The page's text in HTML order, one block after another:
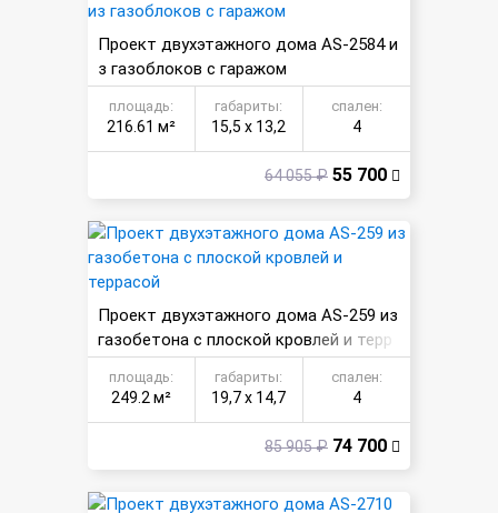
Проект двухэтажного дома AS-2584 и
з газоблоков с гаражом
площадь:
216.61 м²
габариты:
15,5 х 13,2
спален:
4
64 055 ₽ 55 700
Проект двухэтажного дома AS-259 из
газобетона с плоской кровлей и терр
площадь:
249.2 м²
габариты:
19,7 х 14,7
спален:
4
85 905 ₽ 74 700